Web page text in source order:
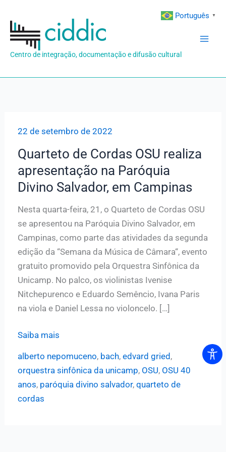
para
conteúdo
Centro de integração, documentação e difusão cultural
22 de setembro de 2022
Quarteto de Cordas OSU realiza
apresentação na Paróquia
Divino Salvador, em Campinas
Nesta quarta-feira, 21, o Quarteto de Cordas OSU
se apresentou na Paróquia Divino Salvador, em
Campinas, como parte das atividades da segunda
edição da “Semana da Música de Câmara“, evento
gratuito promovido pela Orquestra Sinfônica da
Unicamp. No palco, os violinistas Ivenise
Nitchepurenco e Eduardo Semêncio, Ivana Paris
na viola e Daniel Lessa no violoncelo. […]
Quarteto
OSU
realiza
Saiba mais
alberto nepomuceno, bach, edvard gried,
orquestra sinfônica da unicamp, OSU, OSU 40
anos, paróquia divino salvador, quarteto de
cordas
Português ▼